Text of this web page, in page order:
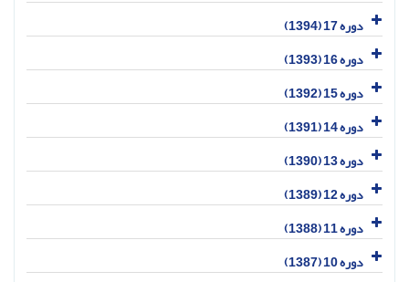
دوره 17 (1394)
دوره 16 (1393)
دوره 15 (1392)
دوره 14 (1391)
دوره 13 (1390)
دوره 12 (1389)
دوره 11 (1388)
دوره 10 (1387)